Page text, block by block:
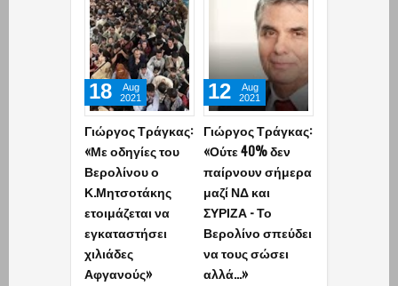
Γιώργος Τράγκας:
«Με οδηγίες του
Βερολίνου ο
Κ.Μητσοτάκης
ετοιμάζεται να
εγκαταστήσει
Γιώργος Τράγκας:
«Ούτε 40% δεν
παίρνουν σήμερα
μαζί ΝΔ και
ΣΥΡΙΖΑ - Το
Βερολίνο σπεύδει
να τους σώσει
αλλά...»
12
Aug
2021
Ούτε τώρα, ούτε
το 2027: Οριστική
η απόφαση του
Κυριάκου
Μητσοτάκη για
την ημερομηνία
των εκλογών
10
Apr
2026